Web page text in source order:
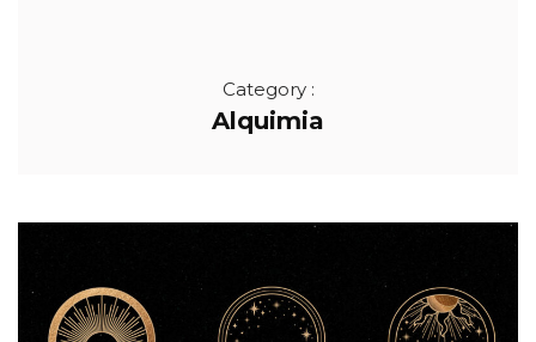
Category :
Alquimia